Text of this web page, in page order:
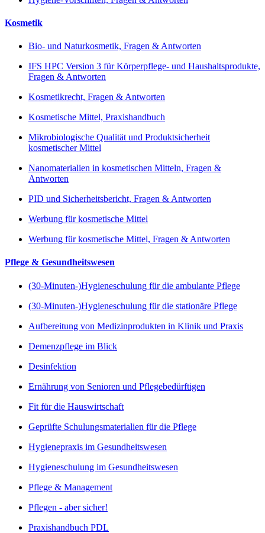
Kosmetik
Bio- und Naturkosmetik, Fragen & Antworten
IFS HPC Version 3 für Körperpflege- und Haushaltsprodukte,
Fragen & Antworten
Kosmetikrecht, Fragen & Antworten
Kosmetische Mittel, Praxishandbuch
Mikrobiologische Qualität und Produktsicherheit
kosmetischer Mittel
Nanomaterialien in kosmetischen Mitteln, Fragen &
Antworten
PID und Sicherheitsbericht, Fragen & Antworten
Werbung für kosmetische Mittel
Werbung für kosmetische Mittel, Fragen & Antworten
Pflege & Gesundheitswesen
(30-Minuten-)Hygieneschulung für die ambulante Pflege
(30-Minuten-)Hygieneschulung für die stationäre Pflege
Aufbereitung von Medizinprodukten in Klinik und Praxis
Demenzpflege im Blick
Desinfektion
Ernährung von Senioren und Pflegebedürftigen
Fit für die Hauswirtschaft
Geprüfte Schulungsmaterialien für die Pflege
Hygienepraxis im Gesundheitswesen
Hygieneschulung im Gesundheitswesen
Pflege & Management
Pflegen - aber sicher!
Praxishandbuch PDL